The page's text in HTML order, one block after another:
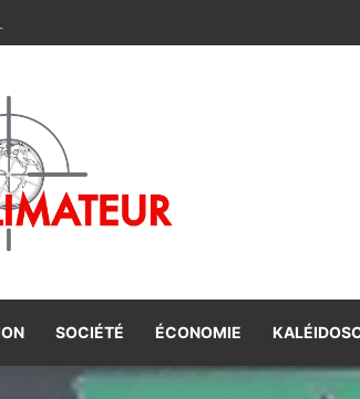
Bénin : satisfaction du bilan de la coopération,
SOCIÉTÉ ÉCONOMIE